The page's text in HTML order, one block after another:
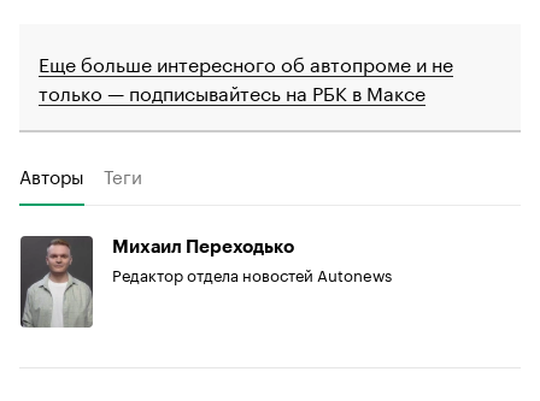
Еще больше интересного об автопроме и не
только — подписывайтесь на РБК в Максе
Авторы Теги
Михаил Переходько
Редактор отдела новостей Autonews